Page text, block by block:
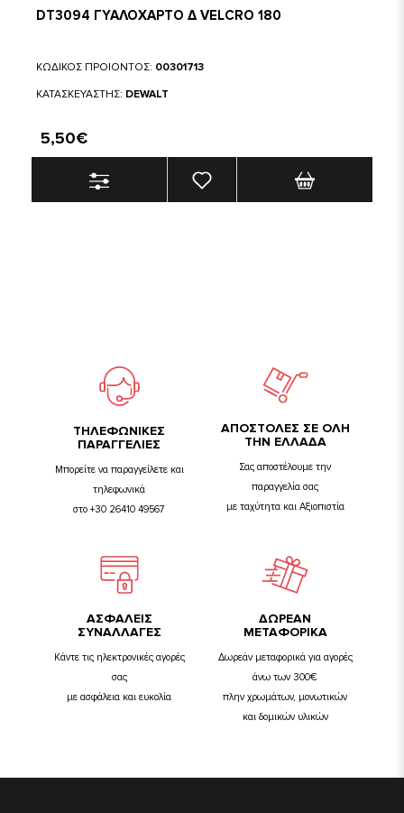
DT3094 ΓΥΑΛΟΧΑΡΤΟ Δ VELCRO 180
ΚΩΔΙΚΟΣ ΠΡΟΙΟΝΤΟΣ: 00301713
ΚΑΤΑΣΚΕΥΑΣΤΗΣ: DEWALT
5,50€
TΗΛΕΦΩΝΙΚΕΣ
ΠΑΡΑΓΓΕΛΙΕΣ
Μπορείτε να παραγγείλετε και
τηλεφωνικά
στο +30 26410 49567
ΑΠΟΣΤΟΛΕΣ ΣΕ ΟΛΗ
ΤΗΝ ΕΛΛΑΔΑ
Σας αποστέλουμε την
παραγγελία σας
με ταχύτητα και Αξιοπιστία
ΑΣΦΑΛΕΙΣ
ΣΥΝΑΛΛΑΓΕΣ
Κάντε τις ηλεκτρονικές αγορές
σας
με ασφάλεια και ευκολία
ΔΩΡΕΑΝ
ΜΕΤΑΦΟΡΙΚΑ
Δωρεάν μεταφορικά για αγορές
άνω των 300€
πλην χρωμάτων, μονωτικών
και δομικών υλικών